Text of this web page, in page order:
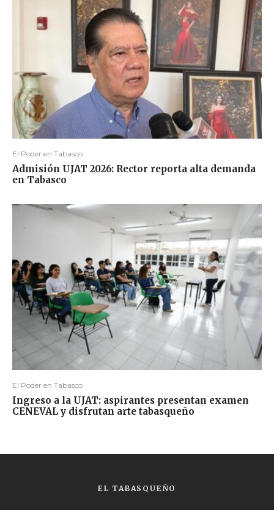
El Poder en Tabasco
Admisión UJAT 2026: Rector reporta alta demanda
en Tabasco
El Poder en Tabasco
Ingreso a la UJAT: aspirantes presentan examen
CENEVAL y disfrutan arte tabasqueño
EL TABASQUEÑO